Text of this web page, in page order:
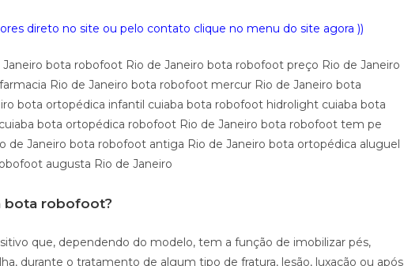
direto no site ou pelo contato clique no menu do site agora ))
bota robofoot Rio de Janeiro bota robofoot preço Rio de Janeiro
Rio de Janeiro bota robofoot mercur Rio de Janeiro bota
bota ortopédica infantil cuiaba bota robofoot hidrolight cuiaba bota
bota ortopédica robofoot Rio de Janeiro bota robofoot tem pe
de Janeiro bota robofoot antiga Rio de Janeiro bota ortopédica aluguel
augusta Rio de Janeiro
bota robofoot?
que, dependendo do modelo, tem a função de imobilizar pés,
durante o tratamento de algum tipo de fratura, lesão, luxação ou após